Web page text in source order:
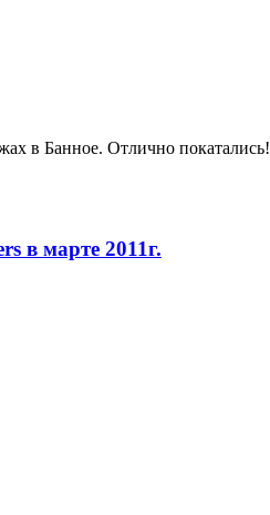
в Банное. Отлично покатались!
в марте 2011г.